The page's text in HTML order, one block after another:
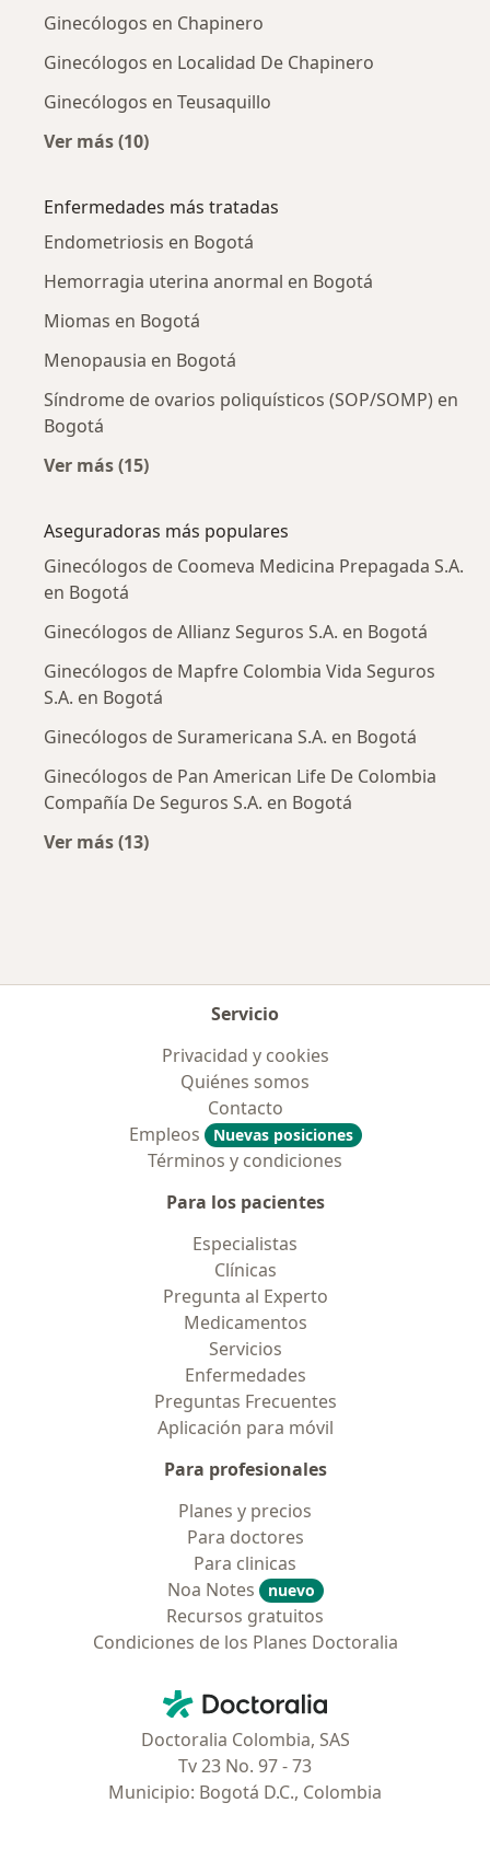
Ginecólogos en Chapinero
Ginecólogos en Localidad De Chapinero
Ginecólogos en Teusaquillo
Ver más (10)
Enfermedades más tratadas
Endometriosis en Bogotá
Hemorragia uterina anormal en Bogotá
Miomas en Bogotá
Menopausia en Bogotá
Síndrome de ovarios poliquísticos (SOP/SOMP) en
Bogotá
Ver más (15)
Aseguradoras más populares
Ginecólogos de Coomeva Medicina Prepagada S.A.
en Bogotá
Ginecólogos de Allianz Seguros S.A. en Bogotá
Ginecólogos de Mapfre Colombia Vida Seguros
S.A. en Bogotá
Ginecólogos de Suramericana S.A. en Bogotá
Ginecólogos de Pan American Life De Colombia
Compañía De Seguros S.A. en Bogotá
Ver más (13)
Servicio
Privacidad y cookies
Quiénes somos
Contacto
Empleos
Nuevas posiciones
Términos y condiciones
Para los pacientes
Especialistas
Clínicas
Pregunta al Experto
Medicamentos
Servicios
Enfermedades
Preguntas Frecuentes
Aplicación para móvil
Para profesionales
Planes y precios
Para doctores
Para clinicas
Noa Notes
nuevo
Recursos gratuitos
Condiciones de los Planes Doctoralia
Doctoralia - Página de inicio
Doctoralia Colombia, SAS
Tv 23 No. 97 - 73
Municipio: Bogotá D.C., Colombia